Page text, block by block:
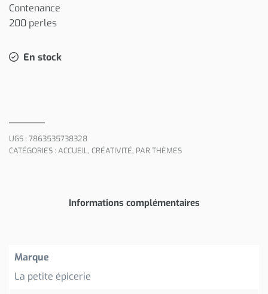
Contenance
200 perles
En stock
UGS : 7863535738328
CATÉGORIES : ACCUEIL, CRÉATIVITÉ, PAR THÈMES
Informations complémentaires
Marque
La petite épicerie